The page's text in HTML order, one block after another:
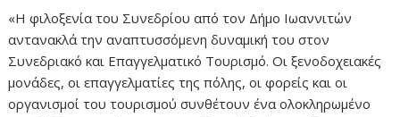
«Η φιλοξενία του Συνεδρίου από τον Δήμο Ιωαννιτών
αντανακλά την αναπτυσσόμενη δυναμική του στον
Συνεδριακό και Επαγγελματικό Τουρισμό. Οι ξενοδοχειακές
μονάδες, οι επαγγελματίες της πόλης, οι φορείς και οι
οργανισμοί του τουρισμού συνθέτουν ένα ολοκληρωμένο